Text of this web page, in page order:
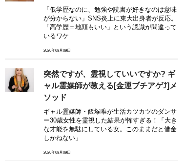
「低学歴なのに、勉強や読書が好きなのは意味
が分からない」SNS炎上に東大出身者が反応。
「高学歴＝地頭もいい」という認識が間違って
いるワケ
2026年08月09日
突然ですが、霊視していいですか? ギ
ャル霊媒師が教える[金運ブチアゲ⤴]メ
ソッド
ギャル霊媒師・飯塚唯が生活カツカツのダンサ
ー30歳女性を霊視した結果が怖すぎる！「大き
な才能を無駄にしている女。このままだと借金
しかねない」
2026年08月09日